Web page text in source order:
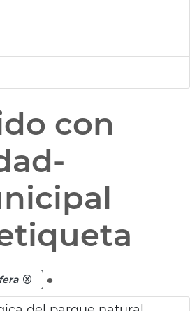
con
.